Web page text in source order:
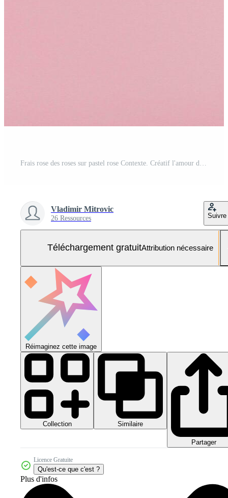
Vladimir Mitrovic
26 Ressources Suivre
Téléchargement gratuitAttribution nécessaire
Réimaginez cette image
Collection Similaire
Partager
Licence Gratuite
Qu'est-ce que c'est ?
Plus d'infos